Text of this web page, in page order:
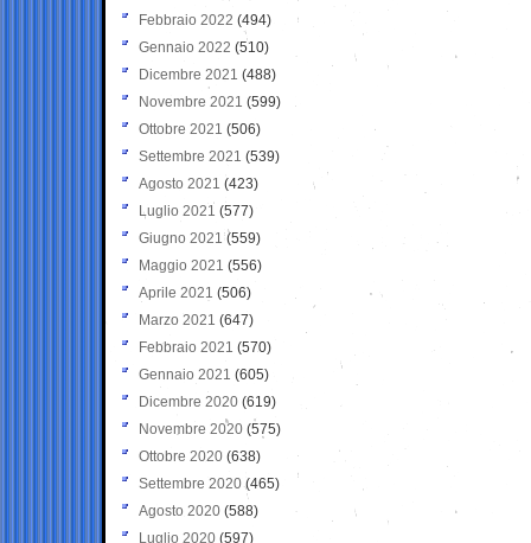
Febbraio 2022 (494)
Gennaio 2022 (510)
Dicembre 2021 (488)
Novembre 2021 (599)
Ottobre 2021 (506)
Settembre 2021 (539)
Agosto 2021 (423)
Luglio 2021 (577)
Giugno 2021(559)
Maggio 2021 (556)
Aprile 2021 (506)
Marzo 2021 (647)
Febbraio 2021 (570)
Gennaio 2021 (605)
Dicembre 2020 (619)
Novembre 2020 (575)
Ottobre 2020 (638)
Settembre 2020(465)
Agosto 2020 (588)
Luglio 2020 (597)